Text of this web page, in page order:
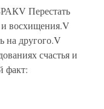
Перестать
восхищения.V
на другого.V
счастья и
факт: